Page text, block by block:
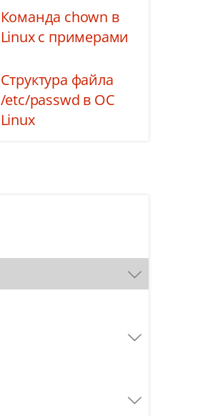
Команда chown в
Linux с примерами
Структура файла
/etc/passwd в ОС
Linux